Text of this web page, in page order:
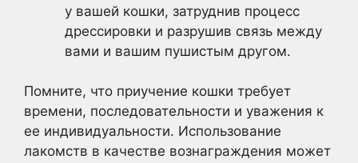
у вашей кошки, затруднив процесс
дрессировки и разрушив связь между
вами и вашим пушистым другом.
Помните, что приучение кошки требует
времени, последовательности и уважения к
ее индивидуальности. Использование
лакомств в качестве вознаграждения может